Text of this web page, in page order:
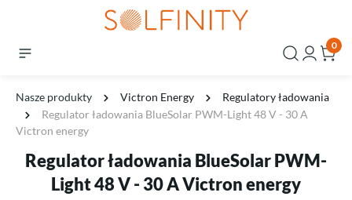
0
Nasze produkty Victron Energy
Regulatory ładowania
Regulator ładowania BlueSolar PWM-Light 48 V - 30 A
Victron energy
Regulator ładowania BlueSolar PWM-
Light 48 V - 30 A Victron energy